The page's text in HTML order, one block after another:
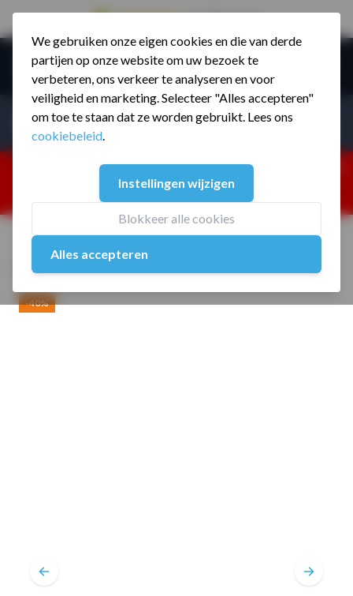
We gebruiken onze eigen cookies en die van derde
partijen op onze website om uw bezoek te
verbeteren, ons verkeer te analyseren en voor
veiligheid en marketing. Selecteer "Alles accepteren"
om toe te staan dat ze worden gebruikt. Lees ons
cookiebeleid.
Instellingen wijzigen
Blokkeer alle cookies
Alles accepteren
Ga naar de inhoud
Menu
Producten zoeken...
25% korting ivm vakantiesluiting. Gebruik code:
ZOMERMP. muv vloeren, fitnesstoestellen, boksartikelen,
zakelijk en dealer inlog. Verzending vanaf 19 aug.
Home / MP806 Ol. Gietijzer Schijf 5 kg
MP806 Ol. Gietijzer Schijf 5 kg
-40%